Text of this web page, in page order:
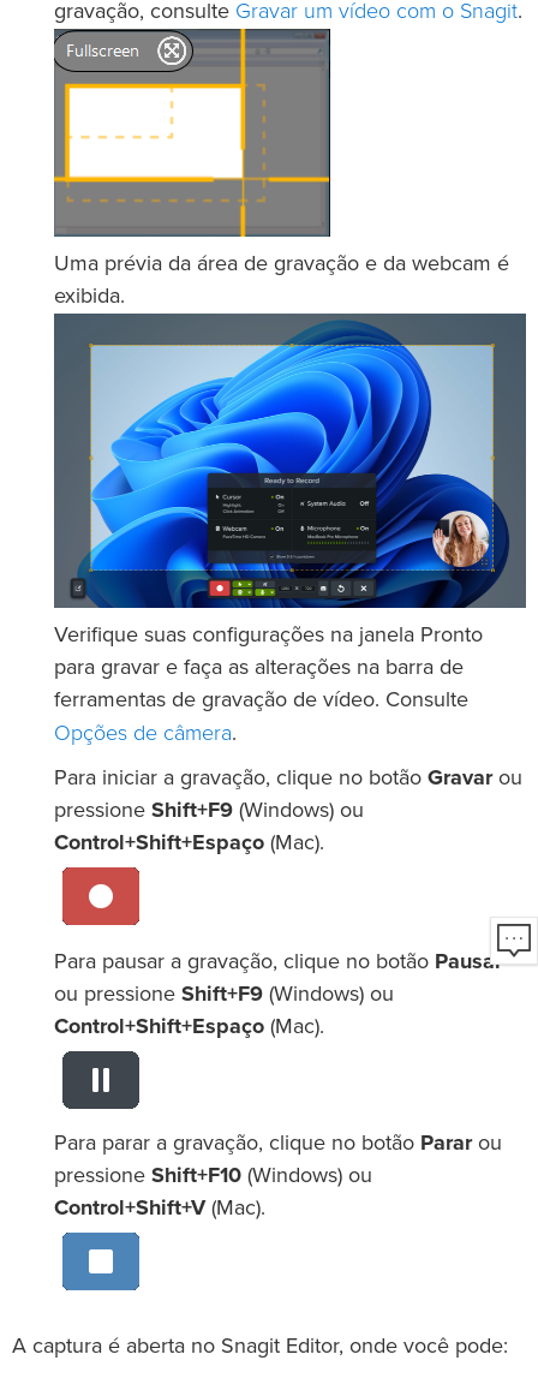
gravação, consulte Gravar um vídeo com o Snagit.
Uma prévia da área de gravação e da webcam é
exibida.
Verifique suas configurações na janela Pronto
para gravar e faça as alterações na barra de
ferramentas de gravação de vídeo. Consulte
Opções de câmera.
Para iniciar a gravação, clique no botão Gravarou
pressione Shift+F9 (Windows) ou
Control+Shift+Espaço (Mac).
Para pausar a gravação, clique no botão Pausar
ou pressione Shift+F9 (Windows) ou
Control+Shift+Espaço (Mac).
Para parar a gravação, clique no botão Pararou
pressione Shift+F10 (Windows) ou
Control+Shift+V (Mac).
A captura é aberta no Snagit Editor, onde você pode: